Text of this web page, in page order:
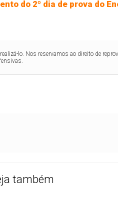
do 2º dia de prova do
lo. Nos reservamos ao direito de
também